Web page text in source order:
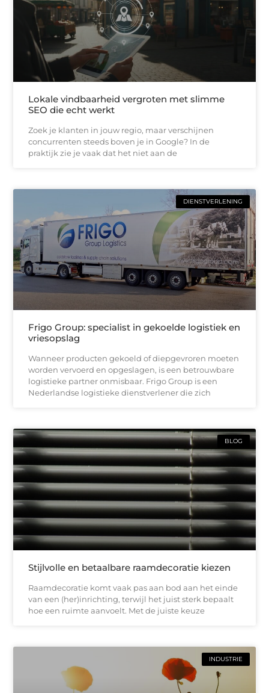
Lokale vindbaarheid vergroten met slimme
SEO die echt werkt
Zoek je klanten in jouw regio, maar verschijnen
concurrenten steeds boven je in Google? In de
praktijk zie je vaak dat het niet aan de
DIENSTVERLENING
Frigo Group: specialist in gekoelde logistiek en
vriesopslag
Wanneer producten gekoeld of diepgevroren moeten
worden vervoerd en opgeslagen, is een betrouwbare
logistieke partner onmisbaar. Frigo Group is een
Nederlandse logistieke dienstverlener die zich
BLOG
Stijlvolle en betaalbare raamdecoratie kiezen
Raamdecoratie komt vaak pas aan bod aan het einde
van een (her)inrichting, terwijl het juist sterk bepaalt
hoe een ruimte aanvoelt. Met de juiste keuze
INDUSTRIE